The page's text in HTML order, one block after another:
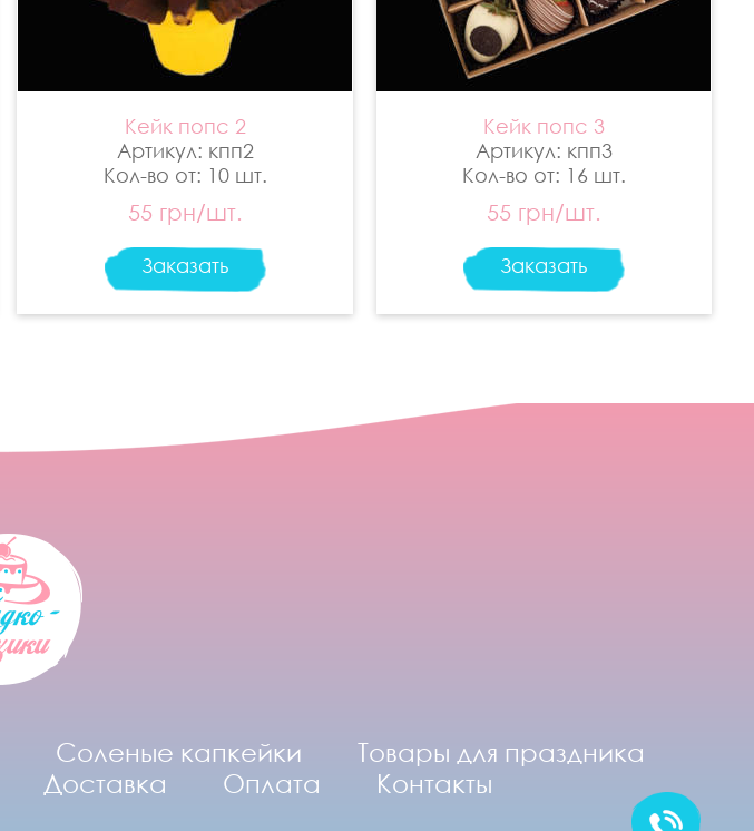
Кейк попс 2
Артикул: кпп2
Кол-во от: 10 шт.
55 грн/шт.
Заказать
Кейк попс 3
Артикул: кпп3
Кол-во от: 16 шт.
55 грн/шт.
Заказать
Соленые капкейки
Товары для праздника
Доставка Оплата Контакты